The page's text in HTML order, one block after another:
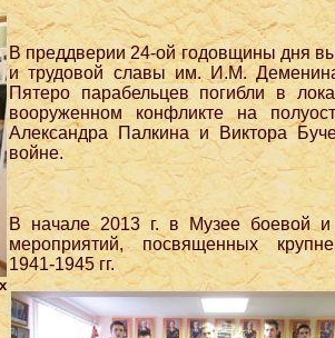
В преддверии 24-ой годовщины дня
и трудовой славы им. И.М.
Пятеро парабельцев погибли в
вооруженном конфликте на
Александра Палкина и Виктора
войне.
В начале 2013 г. в Музее боевой
мероприятий, посвященных
1941‑1945 гг.